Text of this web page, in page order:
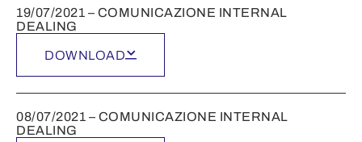
19/07/2021 – COMUNICAZIONE INTERNAL
DEALING
DOWNLOAD
08/07/2021 – COMUNICAZIONE INTERNAL
DEALING